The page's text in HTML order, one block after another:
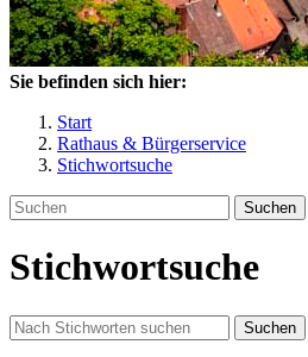
Sie befinden sich hier:
Start
Rathaus & Bürgerservice
Stichwortsuche
Suchen
Stichwortsuche
Suchen